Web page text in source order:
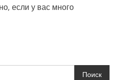
если у вас много
Поиск